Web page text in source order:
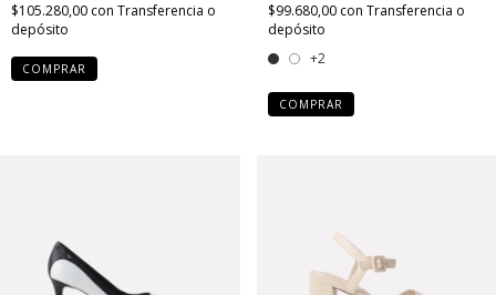
$105.280,00 con Transferencia o
depósito
COMPRAR
$99.680,00 con Transferencia o
depósito
+2
COMPRAR